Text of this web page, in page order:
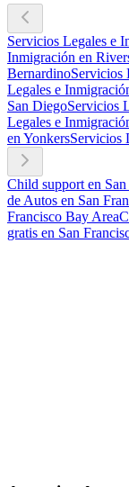
Servicios Legales e
Inmigración en
BernardinoServicios
Legales e
San DiegoServicios
Legales e
en YonkersServicios
Child support en
de Autos en San
Francisco Bay Area
gratis en San